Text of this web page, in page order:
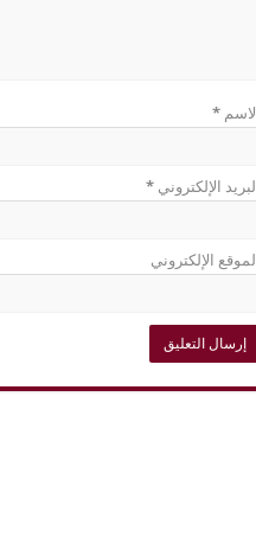
الاسم*
البريد الإلكتروني*
الموقع الإلكتروني